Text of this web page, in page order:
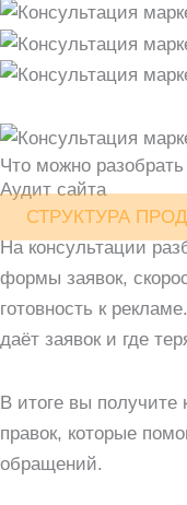
Что можно
Аудит сайта
СТРУКТУРА
На консультации
формы заявок,
готовность к
даёт заявок и где
В итоге вы получите
правок, которые
обращений.